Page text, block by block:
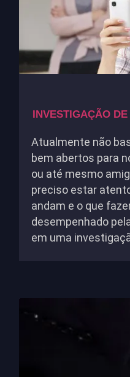
INVESTIGAÇÃO
Atualmente não
bem abertos para
ou até mesmo
preciso estar
andam e o que
desempenhado
em uma